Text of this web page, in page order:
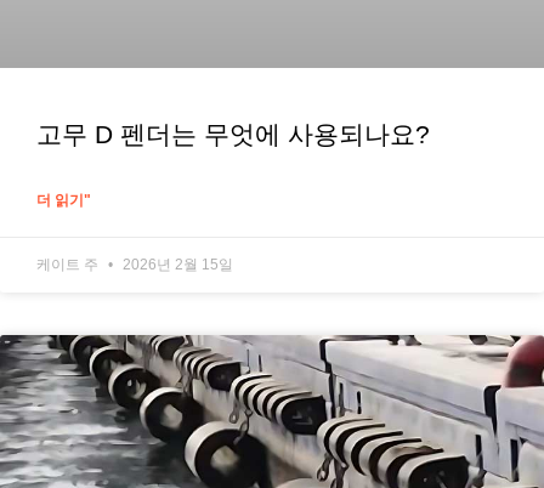
고무 D 펜더는 무엇에 사용되나요?
더 읽기"
케이트 주 2026년 2월 15일